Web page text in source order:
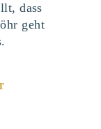
dass
geht